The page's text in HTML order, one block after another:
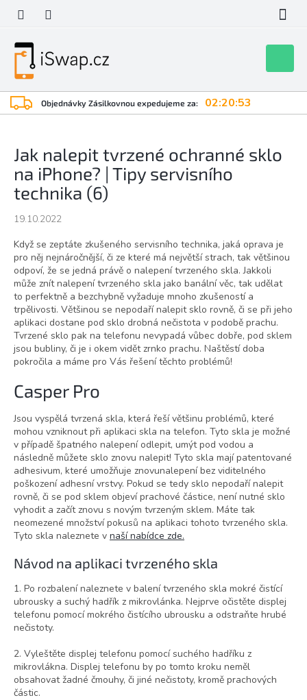
obsah
Objednávky Zásilkovnou expedujeme za: 02:20:52
košík
Jak nalepit tvrzené ochranné sklo
na iPhone? | Tipy servisního
technika (6)
19.10.2022
Když se zeptáte zkušeného servisního technika, jaká oprava je
pro něj nejnáročnější, či ze které má největší strach, tak většinou
odpoví, že se jedná právě o nalepení tvrzeného skla. Jakkoli
může znít nalepení tvrzeného skla jako banální věc, tak udělat
to perfektně a bezchybně vyžaduje mnoho zkušeností a
trpělivosti. Většinou se nepodaří nalepit sklo rovně, či se při jeho
aplikaci dostane pod sklo drobná nečistota v podobě prachu.
Tvrzené sklo pak na telefonu nevypadá vůbec dobře, pod sklem
jsou bubliny, či je i okem vidět zrnko prachu. Naštěstí doba
pokročila a máme pro Vás řešení těchto problémů!
Casper Pro
Jsou vyspělá tvrzená skla, která řeší většinu problémů, které
mohou vzniknout při aplikaci skla na telefon. Tyto skla je možné
v případě špatného nalepení odlepit, umýt pod vodou a
následně můžete sklo znovu nalepit! Tyto skla mají patentované
adhesivum, které umožňuje znovunalepení bez viditelného
poškození adhesní vrstvy. Pokud se tedy sklo nepodaří nalepit
rovně, či se pod sklem objeví prachové částice, není nutné sklo
vyhodit a začít znovu s novým tvrzeným sklem. Máte tak
neomezené množství pokusů na aplikaci tohoto tvrzeného skla.
Tyto skla naleznete v naší nabídce zde.
Návod na aplikaci tvrzeného skla
1. Po rozbalení naleznete v balení tvrzeného skla mokré čistící
ubrousky a suchý hadřík z mikrovlánka. Nejprve očistěte displej
telefonu pomocí mokrého čistícího ubrousku a odstraňte hrubé
nečistoty.
2. Vyleštěte displej telefonu pomocí suchého hadříku z
mikrovlákna. Displej telefonu by po tomto kroku neměl
obsahovat žadné čmouhy, či jiné nečistoty, kromě prachových
částic.